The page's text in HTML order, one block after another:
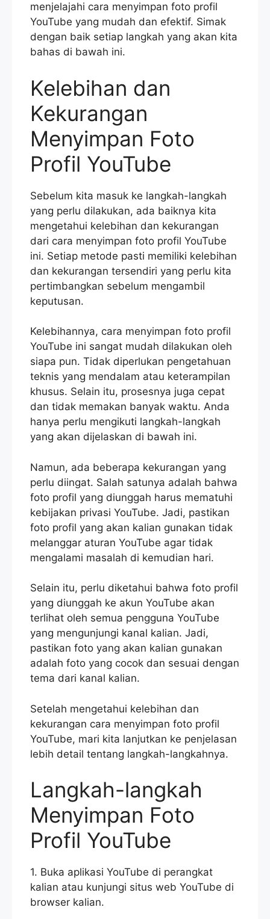
menjelajahi cara menyimpan foto profil
YouTube yang mudah dan efektif. Simak
dengan baik setiap langkah yang akan kita
bahas di bawah ini.
Kelebihan dan
Kekurangan
Menyimpan Foto
Profil YouTube
Sebelum kita masuk ke langkah-langkah
yang perlu dilakukan, ada baiknya kita
mengetahui kelebihan dan kekurangan
dari cara menyimpan foto profil YouTube
ini. Setiap metode pasti memiliki kelebihan
dan kekurangan tersendiri yang perlu kita
pertimbangkan sebelum mengambil
keputusan.
Kelebihannya, cara menyimpan foto profil
YouTube ini sangat mudah dilakukan oleh
siapa pun. Tidak diperlukan pengetahuan
teknis yang mendalam atau keterampilan
khusus. Selain itu, prosesnya juga cepat
dan tidak memakan banyak waktu. Anda
hanya perlu mengikuti langkah-langkah
yang akan dijelaskan di bawah ini.
Namun, ada beberapa kekurangan yang
perlu diingat. Salah satunya adalah bahwa
foto profil yang diunggah harus mematuhi
kebijakan privasi YouTube. Jadi, pastikan
foto profil yang akan kalian gunakan tidak
melanggar aturan YouTube agar tidak
mengalami masalah di kemudian hari.
Selain itu, perlu diketahui bahwa foto profil
yang diunggah ke akun YouTube akan
terlihat oleh semua pengguna YouTube
yang mengunjungi kanal kalian. Jadi,
pastikan foto yang akan kalian gunakan
adalah foto yang cocok dan sesuai dengan
tema dari kanal kalian.
Setelah mengetahui kelebihan dan
kekurangan cara menyimpan foto profil
YouTube, mari kita lanjutkan ke penjelasan
lebih detail tentang langkah-langkahnya.
Langkah-langkah
Menyimpan Foto
Profil YouTube
1. Buka aplikasi YouTube di perangkat
kalian atau kunjungi situs web YouTube di
browser kalian.